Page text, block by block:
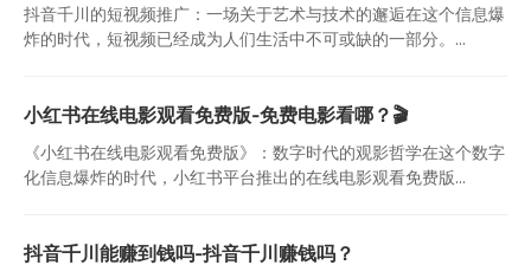
抖音千川的短视频推广：一场关于艺术与技术的邂逅在这个信息爆
炸的时代，短视频已经成为人们生活中不可或缺的一部分。...
小红书在线电影观看免费版-免费电影看哪？🎬
《小红书在线电影观看免费版》：数字时代的观影哲学在这个数字
化信息爆炸的时代，小红书平台推出的在线电影观看免费版...
抖音千川能赚到钱吗-抖音千川赚钱吗？